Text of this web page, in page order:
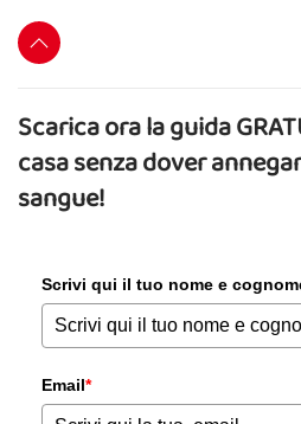
Scarica ora la guida
casa senza dover
sangue!
Scrivi qui il tuo nome e
Email*